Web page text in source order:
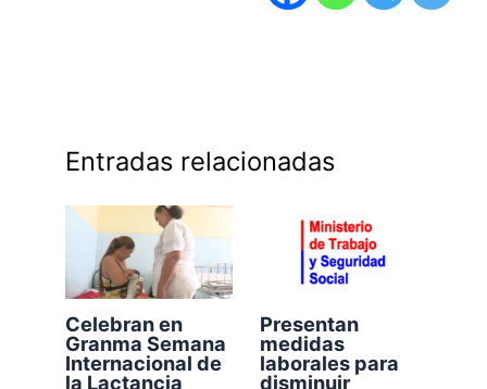
Entradas relacionadas
Celebran en
Granma Semana
Internacional de
la Lactancia
Presentan
medidas
laborales para
disminuir